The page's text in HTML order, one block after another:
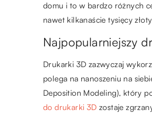
domu i to w bardzo różnych
nawet kilkanaście tysięcy
Najpopularniejszy
Drukarki 3D zazwyczaj
polega na nanoszeniu na
Deposition Modeling), który
do drukarki 3D zostaje